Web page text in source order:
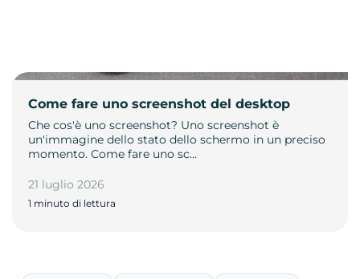
Come fare uno screenshot del desktop
Che cos'è uno screenshot? Uno screenshot è
un'immagine dello stato dello schermo in un preciso
momento. Come fare uno sc…
21 luglio 2026
1 minuto di lettura